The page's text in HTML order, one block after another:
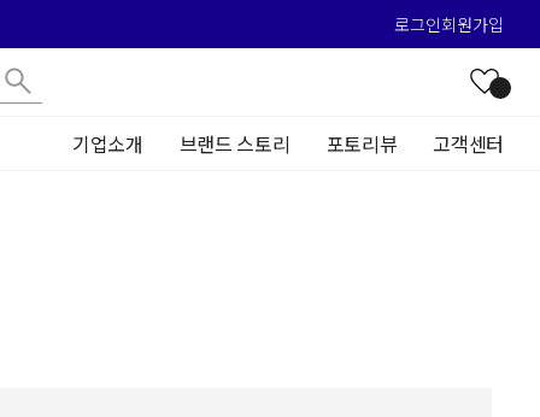
로그인회원가입
기업소개 브랜드 스토리 포토리뷰 고객센터